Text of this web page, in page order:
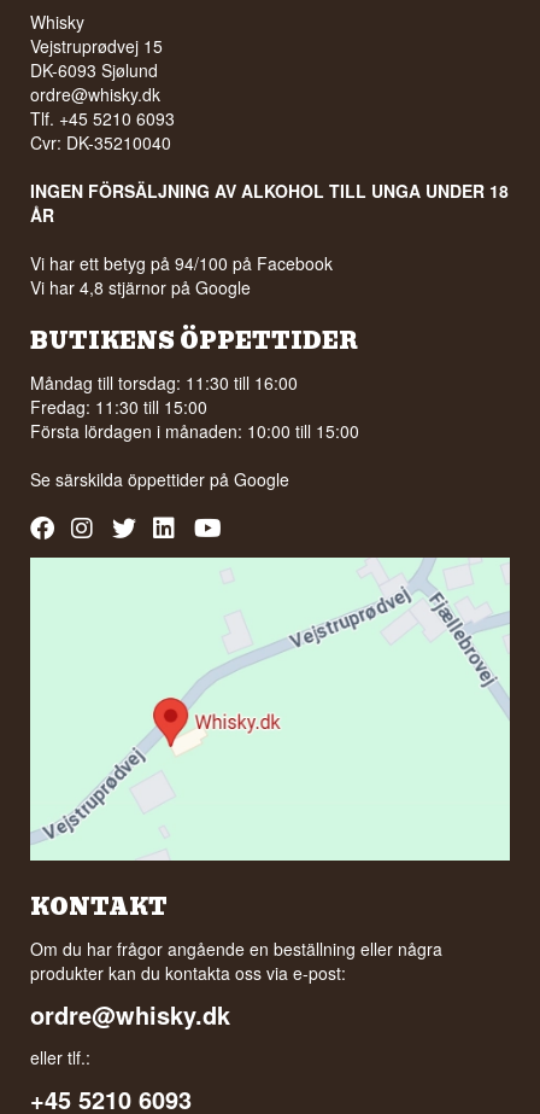
Whisky
Vejstruprødvej 15
DK-6093 Sjølund
ordre@whisky.dk
Tlf. +45 5210 6093
Cvr: DK-35210040
INGEN FÖRSÄLJNING AV ALKOHOL TILL UNGA UNDER 18
ÅR
Vi har ett betyg på 94/100 på Facebook
Vi har 4,8 stjärnor på Google
BUTIKENS ÖPPETTIDER
Måndag till torsdag: 11:30 till 16:00
Fredag: 11:30 till 15:00
Första lördagen i månaden: 10:00 till 15:00
Se särskilda öppettider påGoogle
KONTAKT
Om du har frågor angående en beställning eller några
produkter kan du kontakta oss via e-post:
ordre@whisky.dk
eller tlf.:
+45 5210 6093